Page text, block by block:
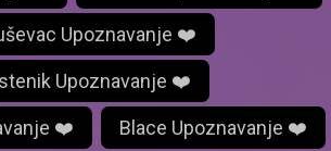
Upoznavanje ❤️
Upoznavanje ❤️
❤️ Blace Upoznavanje ❤️